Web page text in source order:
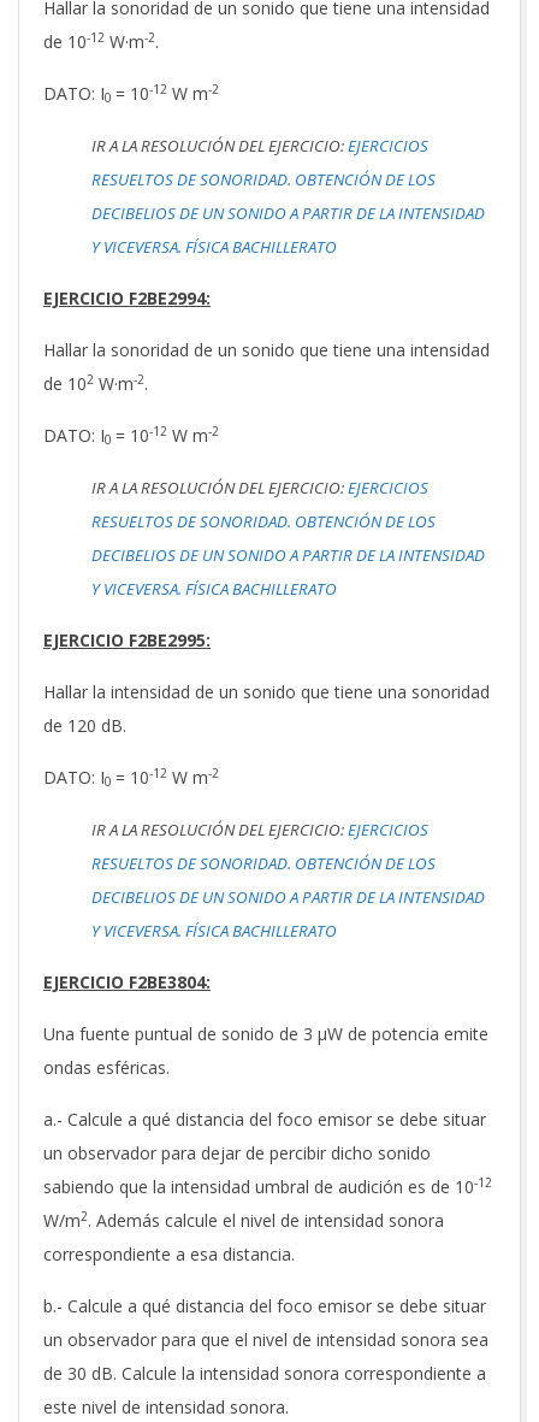
Hallar la sonoridad de un sonido que tiene una intensidad
de 10-12 W·m-2.
DATO: I0 = 10-12 W m-2
IR A LA RESOLUCIÓN DEL EJERCICIO:EJERCICIOS
RESUELTOS DE SONORIDAD. OBTENCIÓN DE LOS
DECIBELIOS DE UN SONIDO A PARTIR DE LA INTENSIDAD
Y VICEVERSA. FÍSICA BACHILLERATO
EJERCICIO F2BE2994:
Hallar la sonoridad de un sonido que tiene una intensidad
de 102 W·m-2.
DATO: I0 = 10-12 W m-2
IR A LA RESOLUCIÓN DEL EJERCICIO:EJERCICIOS
RESUELTOS DE SONORIDAD. OBTENCIÓN DE LOS
DECIBELIOS DE UN SONIDO A PARTIR DE LA INTENSIDAD
Y VICEVERSA. FÍSICA BACHILLERATO
EJERCICIO F2BE2995:
Hallar la intensidad de un sonido que tiene una sonoridad
de 120 dB.
DATO: I0 = 10-12 W m-2
IR A LA RESOLUCIÓN DEL EJERCICIO:EJERCICIOS
RESUELTOS DE SONORIDAD. OBTENCIÓN DE LOS
DECIBELIOS DE UN SONIDO A PARTIR DE LA INTENSIDAD
Y VICEVERSA. FÍSICA BACHILLERATO
EJERCICIO F2BE3804:
Una fuente puntual de sonido de 3 μW de potencia emite
ondas esféricas.
a.- Calcule a qué distancia del foco emisor se debe situar
un observador para dejar de percibir dicho sonido
sabiendo que la intensidad umbral de audición es de 10-12
W/m2. Además calcule el nivel de intensidad sonora
correspondiente a esa distancia.
b.- Calcule a qué distancia del foco emisor se debe situar
un observador para que el nivel de intensidad sonora sea
de 30 dB. Calcule la intensidad sonora correspondiente a
este nivel de intensidad sonora.